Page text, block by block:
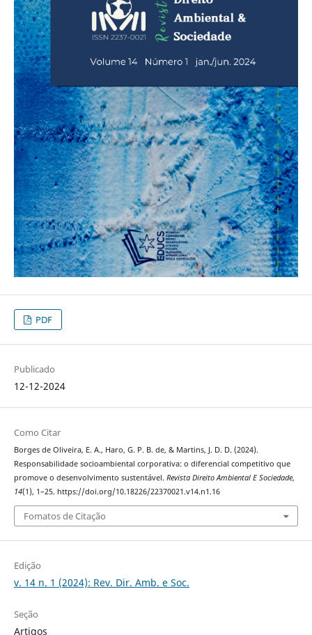
PDF
Publicado
12-12-2024
Como Citar
Borges de Oliveira, E. A., Haro, G. P. B. de, & Martins, J. D. D. (2024).
Responsabilidade socioambiental corporativa: o diferencial competitivo que
promove o desenvolvimento sustentável. Revista Direito Ambiental E Sociedade,
14(1), 1–25. https://doi.org/10.18226/22370021.v14.n1.16
Fomatos de Citação
Edição
v. 14 n. 1 (2024): Rev. Dir. Amb. e Soc.
Seção
Artigos